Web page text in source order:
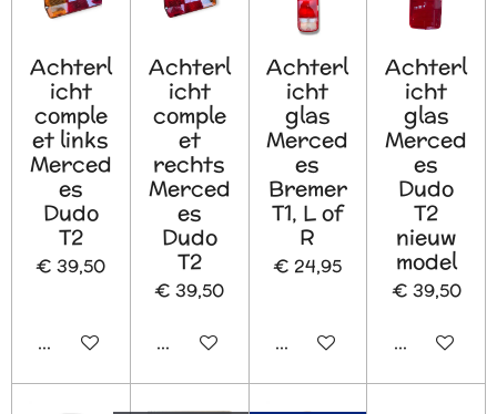
Achterl
icht
comple
et links
Merced
es
Dudo
T2
€ 39,50
In winkelwagen
Achterl
icht
comple
et
rechts
Merced
es
Dudo
T2
€ 39,50
In winkelwagen
Achterl
icht
glas
Merced
es
Bremer
T1, L of
R
€ 24,95
In winkelwagen
Achterl
icht
glas
Merced
es
Dudo
T2
nieuw
model
€ 39,50
In